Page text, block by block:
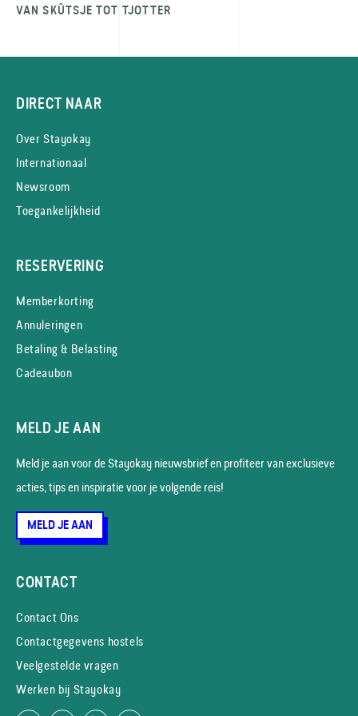
VAN SKÛTSJE TOT TJOTTER
DIRECT NAAR
Over Stayokay
Internationaal
Newsroom
Toegankelijkheid
RESERVERING
Memberkorting
Annuleringen
Betaling & Belasting
Cadeaubon
MELD JE AAN
Meld je aan voor de Stayokay nieuws­brief en profiteer van exclusieve
acties, tips en inspiratie voor je volgende reis!
MELD JE AAN
CONTACT
Contact Ons
Contactgegevens hostels
Veelgestelde vragen
Werken bij Stayokay